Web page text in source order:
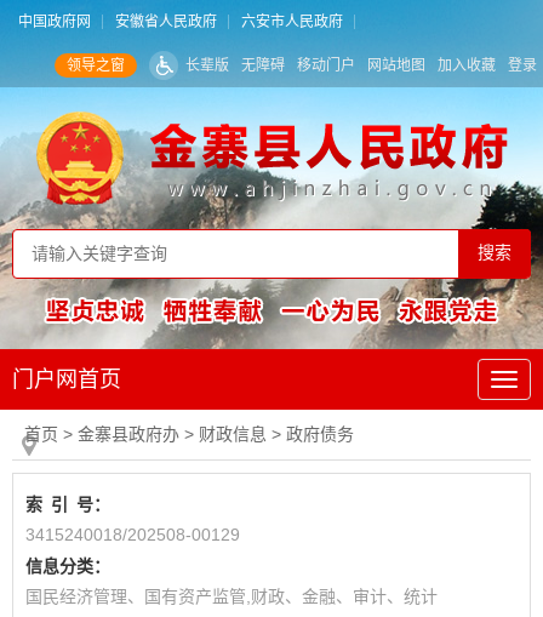
中国政府网 安徽省人民政府 六安市人民政府
领导之窗 长辈版 无障碍 移动门户 网站地图 加入收藏 登录
门户网首页
首页 > 金寨县政府办 > 财政信息 > 政府债务
索 引
号：
3415240018/202508-00129
信息分类：
国民经济管理、国有资产监管,财政、金融、审计、统计